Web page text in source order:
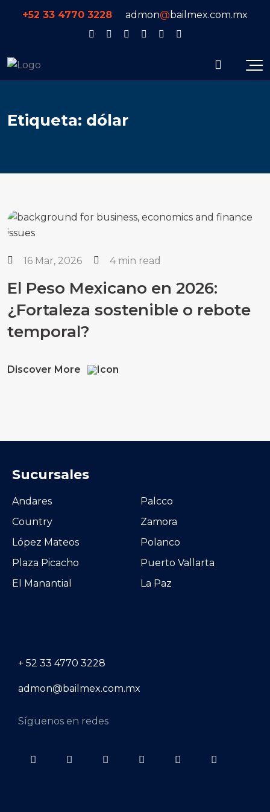
+52 33 4770 3228 admon@bailmex.com.mx
Etiqueta: dólar
16 Mar, 2026 4 min read
El Peso Mexicano en 2026:
¿Fortaleza sostenible o rebote
temporal?
Discover More
Sucursales
Andares
Country
López Mateos
Plaza Picacho
El Manantial
Palcco
Zamora
Polanco
Puerto Vallarta
La Paz
+ 52 33 4770 3228
admon@bailmex.com.mx
Síguenos en redes